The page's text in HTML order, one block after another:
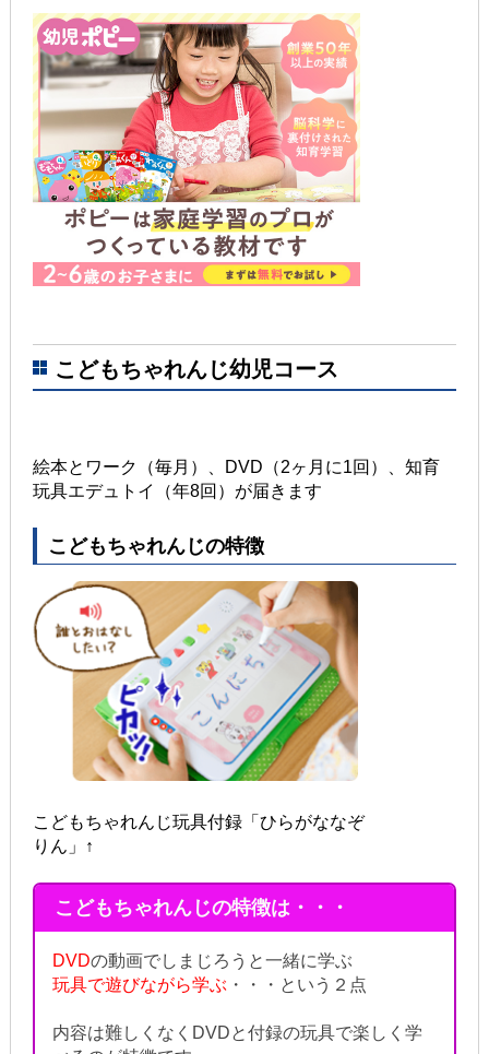
こどもちゃれんじ幼児コース
絵本とワーク（毎月）、DVD（2ヶ月に1回）、知育
玩具エデュトイ（年8回）が届きます
こどもちゃれんじの特徴
こどもちゃれんじ玩具付録「ひらがななぞ
りん」↑
こどもちゃれんじの特徴は・・・
DVDの動画でしまじろうと一緒に学ぶ
玩具で遊びながら学ぶ ・・・という２点
内容は難しくなくDVDと付録の玩具で楽しく学